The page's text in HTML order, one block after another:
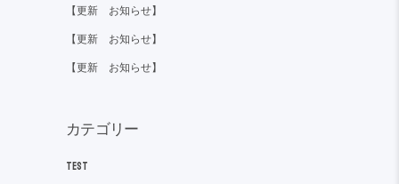
【更新 お知らせ】
【更新 お知らせ】
【更新 お知らせ】
カテゴリー
TEST